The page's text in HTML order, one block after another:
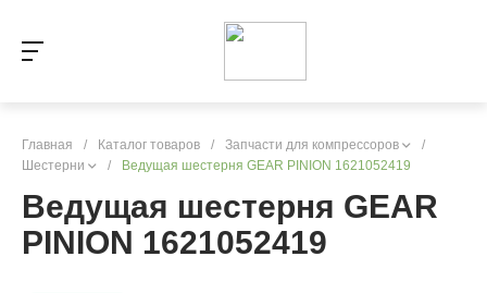
Главная / Каталог товаров / Запчасти для компрессоров
/
Шестерни
/ Ведущая шестерня GEAR PINION 1621052419
Ведущая шестерня GEAR
PINION 1621052419